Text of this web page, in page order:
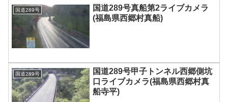
国道289号
国道289号真船第2ライブカメラ
(福島県西郷村真船)
国道289号
国道289号甲子トンネル西郷側坑
口ライブカメラ(福島県西郷村真
船寺平)